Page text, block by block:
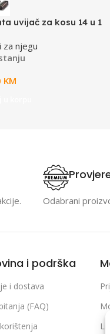
uvijač za kosu 14 u 1
za njegu
KM
Odabrani
i podrška
i dostava
(FAQ)